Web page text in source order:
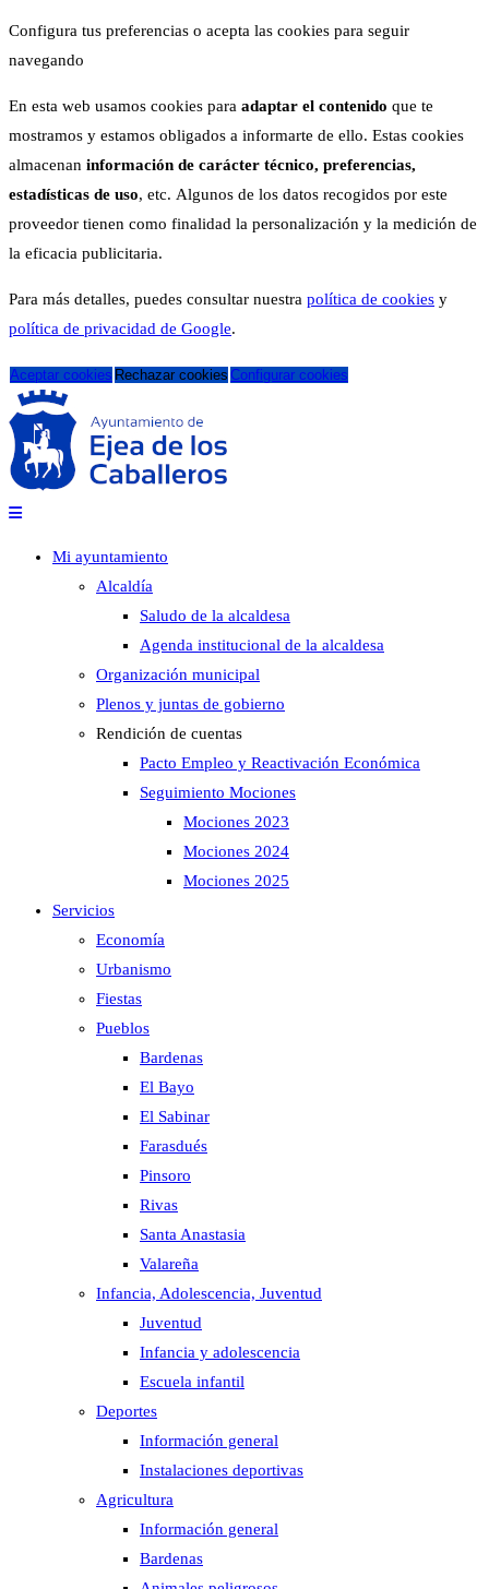
Configura tus preferencias o acepta las cookies para seguir
navegando
En esta web usamos cookies para adaptar el contenido que te
mostramos y estamos obligados a informarte de ello. Estas cookies
almacenan información de carácter técnico, preferencias,
estadísticas de uso, etc. Algunos de los datos recogidos por este
proveedor tienen como finalidad la personalización y la medición de
la eficacia publicitaria.
Para más detalles, puedes consultar nuestra política de cookies y
política de privacidad de Google.
Aceptar cookies Rechazar cookies Configurar cookies
Mi ayuntamiento
Alcaldía
Saludo de la alcaldesa
Agenda institucional de la alcaldesa
Organización municipal
Plenos y juntas de gobierno
Rendición de cuentas
Pacto Empleo y Reactivación Económica
Seguimiento Mociones
Mociones 2023
Mociones 2024
Mociones 2025
Servicios
Economía
Urbanismo
Fiestas
Pueblos
Bardenas
El Bayo
El Sabinar
Farasdués
Pinsoro
Rivas
Santa Anastasia
Valareña
Infancia, Adolescencia, Juventud
Juventud
Infancia y adolescencia
Escuela infantil
Deportes
Información general
Instalaciones deportivas
Agricultura
Información general
Bardenas